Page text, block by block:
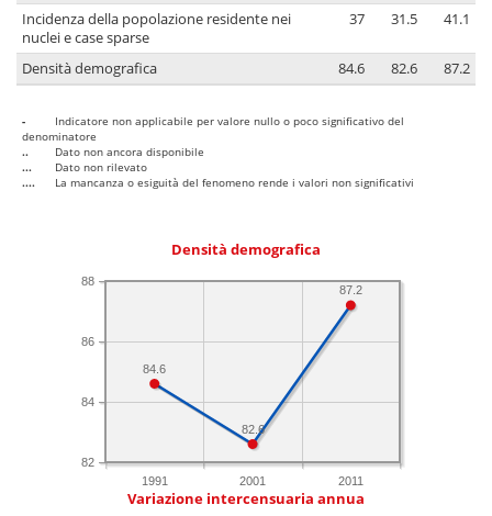
Incidenza della popolazione residente nei
nuclei e case sparse
37 31.5 41.1
Densità demografica 84.6 82.6 87.2
-
Indicatore non applicabile per valore nullo o poco significativo del
denominatore
..
Dato non ancora disponibile
...
Dato non rilevato
....
La mancanza o esiguità del fenomeno rende i valori non significativi
Densità demografica
1991 2001 2011
82
84
86
88
87.2
82.6
84.6
Variazione intercensuaria annua